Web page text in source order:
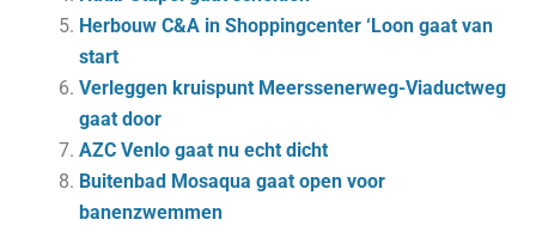
Herbouw C&A in Shoppingcenter ‘Loon gaat van
start
Verleggen kruispunt Meerssenerweg-Viaductweg
gaat door
AZC Venlo gaat nu echt dicht
Buitenbad Mosaqua gaat open voor
banenzwemmen